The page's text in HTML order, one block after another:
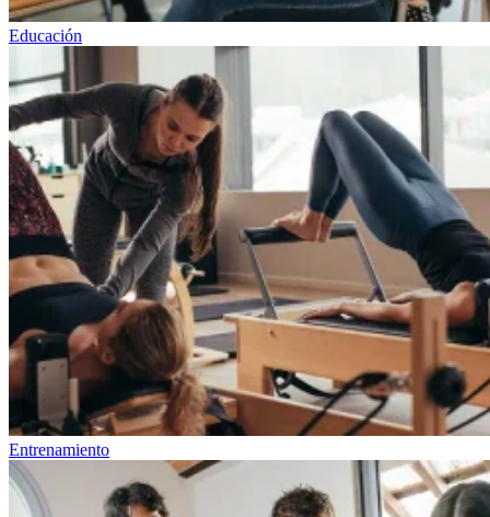
Educación
Entrenamiento